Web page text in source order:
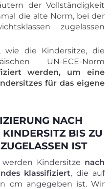
der Vollständigkeit
die alte Norm, bei der
zugelassen
die Kindersitze, die
UN-ECE-Norm
werden, um eine
für das eigene
NACH
BIS ZU W
IST
Kindersitze nach
klassifiziert, die auf
cm angegeben ist. Wir